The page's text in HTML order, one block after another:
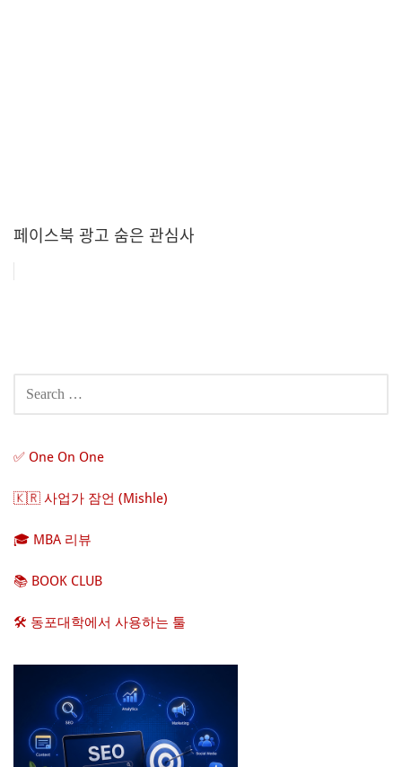
페이스북 광고 숨은 관심사
✅ One On One
🇰🇷 사업가 잠언 (Mishle)
🎓 MBA 리뷰
📚 BOOK CLUB
🛠️ 동포대학에서 사용하는 툴